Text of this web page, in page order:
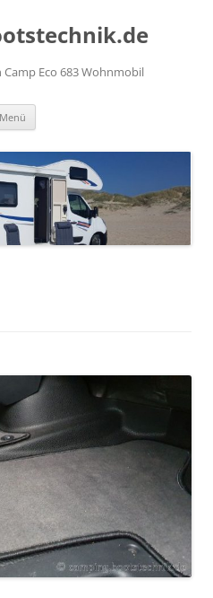
Eco 683 Wohnmobil
Menü